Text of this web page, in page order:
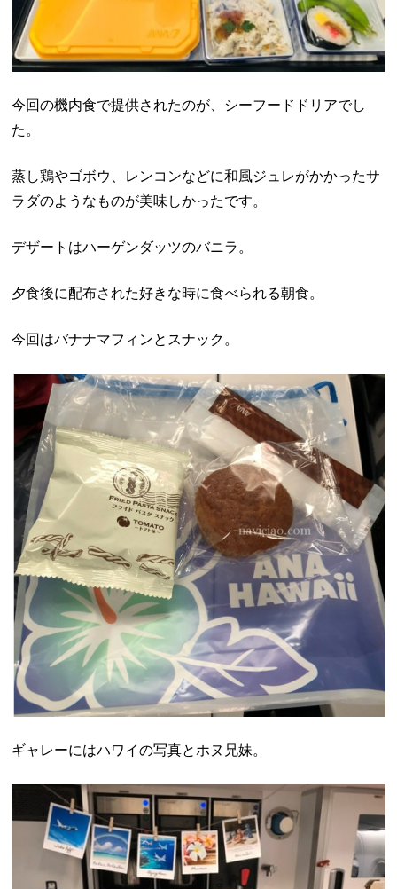
今回の機内食で提供されたのが、シーフードドリアでし
た。
蒸し鶏やゴボウ、レンコンなどに和風ジュレがかかったサ
ラダのようなものが美味しかったです。
デザートはハーゲンダッツのバニラ。
夕食後に配布された好きな時に食べられる朝食。
今回はバナナマフィンとスナック。
ギャレーにはハワイの写真とホヌ兄妹。